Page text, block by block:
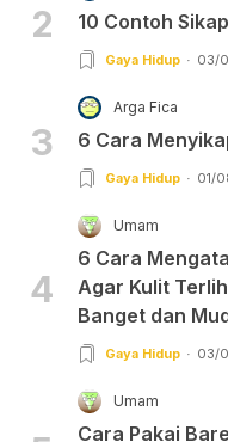
2 10 Contoh
Gaya Hidup 03/
3
Arga Fica
6 Cara
Gaya Hidup 01/
4
Umam
6 Cara
Agar Kulit
Banget dan
Gaya Hidup 03/
Umam
Cara Pakai